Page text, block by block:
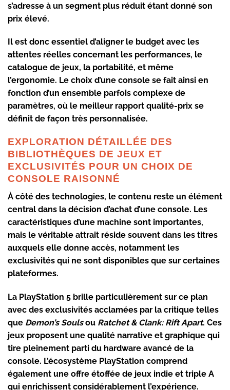
s’adresse à un segment plus réduit étant donné son
prix élevé.
Il est donc essentiel d’aligner le budget avec les
attentes réelles concernant les performances, le
catalogue de jeux, la portabilité, et même
l’ergonomie. Le choix d’une console se fait ainsi en
fonction d’un ensemble parfois complexe de
paramètres, où le meilleur rapport qualité-prix se
définit de façon très personnalisée.
EXPLORATION DÉTAILLÉE DES
BIBLIOTHÈQUES DE JEUX ET
EXCLUSIVITÉS POUR UN CHOIX DE
CONSOLE RAISONNÉ
À côté des technologies, le contenu reste un élément
central dans la décision d’achat d’une console. Les
caractéristiques d’une machine sont importantes,
mais le véritable attrait réside souvent dans les titres
auxquels elle donne accès, notamment les
exclusivités qui ne sont disponibles que sur certaines
plateformes.
La PlayStation 5 brille particulièrement sur ce plan
avec des exclusivités acclamées par la critique telles
que Demon’s Soulsou Ratchet & Clank: Rift Apart. Ces
jeux proposent une qualité narrative et graphique qui
tire pleinement parti du hardware avancé de la
console. L’écosystème PlayStation comprend
également une offre étoffée de jeux indie et triple A
qui enrichissent considérablement l’expérience.